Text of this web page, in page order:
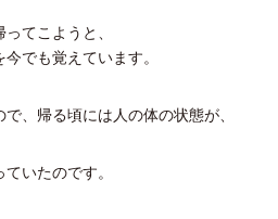
てこようと、
でも覚えています。
、帰る頃には人の体の状態が、
いたのです。